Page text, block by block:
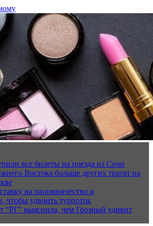
все билеты на поезда из Сочи
Востока больше других тратят на
на паломничество и
чтобы удвоить турпоток
“РГ” выяснила, чем Грозный удивит